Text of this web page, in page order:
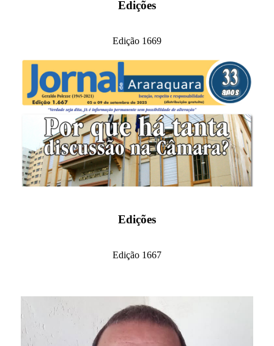
Edições
Edição 1669
Edições
Edição 1667